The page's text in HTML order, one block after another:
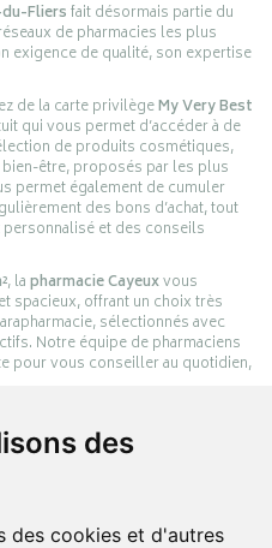
des
des cookies et d'autres
Fliersfait désormais partie du
de pharmacies les plus
exigence de qualité, son expertise
de la carte privilègeMy Very Best
qui vous permet d’accéder à de
de produits cosmétiques,
être, proposés par les plus
permet également de cumuler
des bons d’achat, tout
et des conseils
, lapharmacie Cayeuxvous
spacieux, offrant un choix très
sélectionnés avec
Notre équipe de pharmaciens
pour vous conseiller au quotidien,
digital de la pharmacie
Rang-du-Fliers.
ligne parmi des milliers de